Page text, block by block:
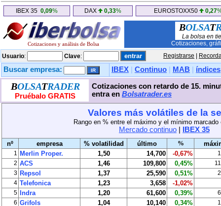
IBEX 35 0,09% DAX 0,33% EUROSTOXX50 0,27
Cotizaciones y análisis de Bolsa
BOLSAT
La bolsa en
Cotizaciones,
Usuario: Clave: Registrarse
Buscar empresa: IBEX Continuo MAB índices
BOLSATRADER
Pruébalo GRATIS
Cotizaciones con retardo de 15.
entra en Bolsatrader.es
Valores más volátiles de la
Rango en % entre el máximo y el mínimo marcado
Mercado continuo IBEX 35
nº empresa % volatilidad último %
1 Merlin Proper. 1,50 14,700 -0,67%
2 ACS 1,46 109,800 0,45%
3 Repsol 1,37 25,590 0,51%
4 Telefonica 1,23 3,658 -1,02%
5 Indra 1,20 61,600 0,39%
6 Grifols 1,04 10,140 0,34%